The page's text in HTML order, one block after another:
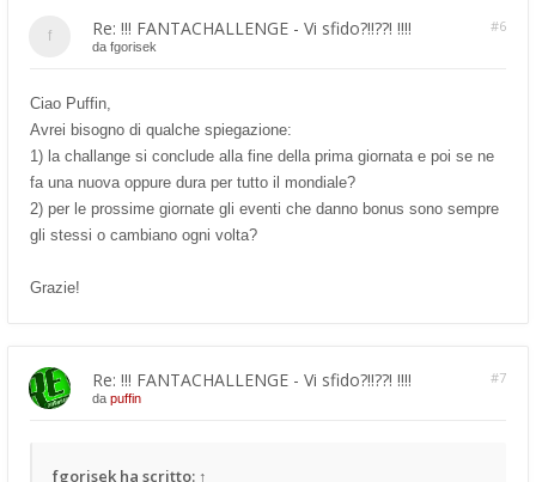
Re: !!! FANTACHALLENGE - Vi sfido?!!??! !!!! #6
da fgorisek
Ciao Puffin,
Avrei bisogno di qualche spiegazione:
1) la challange si conclude alla fine della prima giornata e poi se ne
fa una nuova oppure dura per tutto il mondiale?
2) per le prossime giornate gli eventi che danno bonus sono sempre
gli stessi o cambiano ogni volta?
Grazie!
Re: !!! FANTACHALLENGE - Vi sfido?!!??! !!!! #7
da puffin
fgorisek ha scritto: ↑